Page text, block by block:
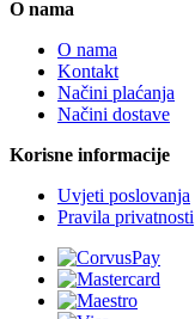
O nama
O nama
Kontakt
Načini plaćanja
Načini dostave
Korisne informacije
Uvjeti poslovanja
Pravila privatnosti